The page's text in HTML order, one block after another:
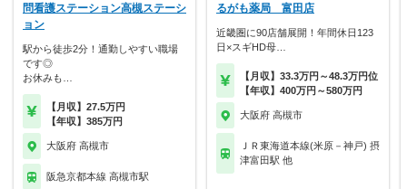
問看護ステーション高槻ステーシ
ョン
駅から徒歩2分！通勤しやすい職場
です◎
お休みも…
【月収】27.5万円
【年収】385万円
大阪府 高槻市
阪急京都本線 高槻市駅
るがも薬局 富田店
近畿圏に90店舗展開！年間休日123
日×スギHD母…
【月収】33.3万円～48.3万円位
【年収】400万円～580万円
大阪府 高槻市
ＪＲ東海道本線(米原－神戸) 摂
津富田駅 他